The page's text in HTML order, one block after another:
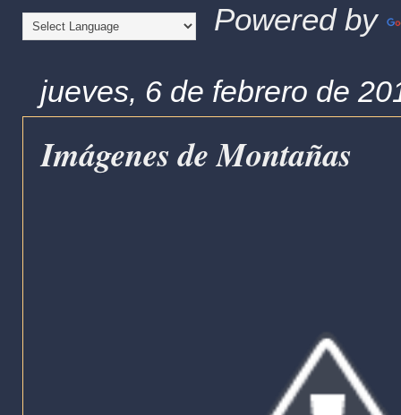
Powered by
jueves, 6 de febrero de
Imágenes de Montañas